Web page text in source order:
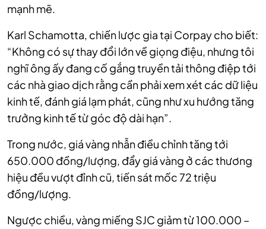
mạnh mẽ.
Karl Schamotta, chiến lược gia tại Corpay cho biết:
“Không có sự thay đổi lớn về giọng điệu, nhưng tôi
nghĩ ông ấy đang cố gắng truyền tải thông điệp tới
các nhà giao dịch rằng cần phải xem xét các dữ liệu
kinh tế, đánh giá lạm phát, cũng như xu hướng tăng
trưởng kinh tế từ góc độ dài hạn”.
Trong nước, giá vàng nhẫn điều chỉnh tăng tới
650.000 đồng/lượng, đẩy giá vàng ở các thương
hiệu đều vượt đỉnh cũ, tiến sát mốc 72 triệu
đồng/lượng.
Ngược chiều, vàng miếng SJC giảm từ 100.000 –